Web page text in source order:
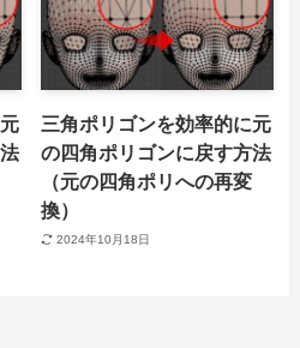
三角ポリゴンを効率的に元
の四角ポリゴンに戻す方法
（元の四角ポリへの再変
換）
2024年10月18日